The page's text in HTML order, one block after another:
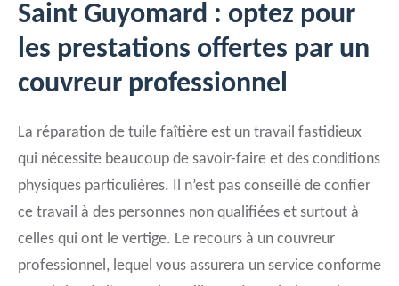
Saint Guyomard : optez pour
les prestations offertes par un
couvreur professionnel
La réparation de tuile faîtière est un travail fastidieux
qui nécessite beaucoup de savoir-faire et des conditions
physiques particulières. Il n’est pas conseillé de confier
ce travail à des personnes non qualifiées et surtout à
celles qui ont le vertige. Le recours à un couvreur
professionnel, lequel vous assurera un service conforme